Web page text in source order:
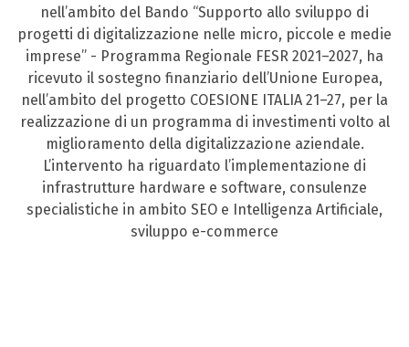
nell’ambito del Bando “Supporto allo sviluppo di
progetti di digitalizzazione nelle micro, piccole e medie
imprese” - Programma Regionale FESR 2021–2027, ha
ricevuto il sostegno finanziario dell’Unione Europea,
nell’ambito del progetto COESIONE ITALIA 21–27, per la
realizzazione di un programma di investimenti volto al
miglioramento della digitalizzazione aziendale.
L’intervento ha riguardato l’implementazione di
infrastrutture hardware e software, consulenze
specialistiche in ambito SEO e Intelligenza Artificiale,
sviluppo e-commerce